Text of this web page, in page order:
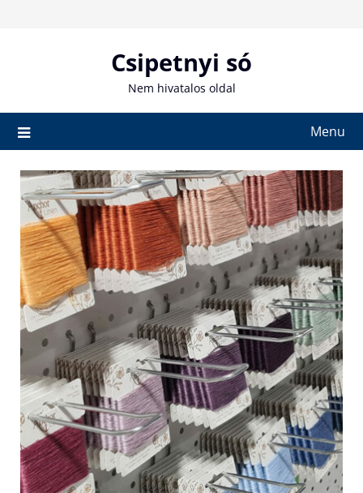
Csipetnyi só
Nem hivatalos oldal
Menu